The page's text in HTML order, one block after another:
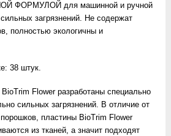
ФОРМУЛОЙ для машинной и ручной
загрязнений. Не содержат
полностью экологичны и
38 штук.
Flower разработаны специально
сильных загрязнений. В отличие от
пластины BioTrim Flower
из тканей, а значит подходят